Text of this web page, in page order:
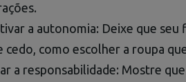
a autonomia: Deixe que
cedo, como escolher a roupa
a responsabilidade: Mostre